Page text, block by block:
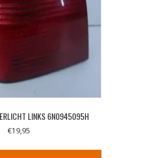
LINKS 6N0945095H
€19,95